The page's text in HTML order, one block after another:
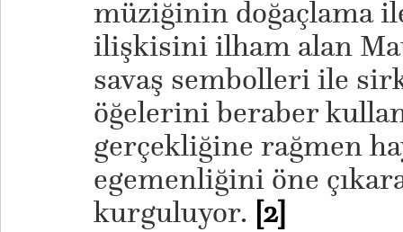
müziğinin doğaçlama
ilişkisini ilham alan
savaş sembolleri ile
öğelerini beraber
gerçekliğine rağmen
egemenliğini öne
kurguluyor. [2]